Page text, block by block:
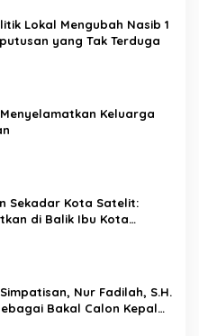
Lokal Mengubah Nasib 1
yang Tak Terduga
Keluarga
Sekadar Kota Satelit:
di Balik Ibu Kota
Nur Fadilah, S.H.
Bakal Calon Kepala